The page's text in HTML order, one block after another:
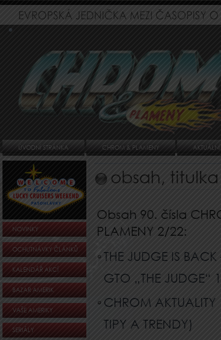
ÚVODNÍ STRÁNKA CHROM & PLAMENY
NOVINKY
OCHUTNÁVKY ČLÁNKŮ
KALENDÁŘ AKCÍ
BAZAR AMERIK
VAŠE AMERIKY
SERIÁLY
obsah,
Obsah 90. čísla
PLAMENY 2/22:
THE JUDGE IS
GTO „THE JUDGE“
CHROM
TIPY A TRENDY)